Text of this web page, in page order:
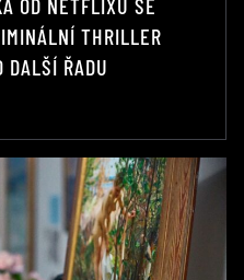
OD NETFLIXU SE
THRILLER
DALŠÍ ŘADU